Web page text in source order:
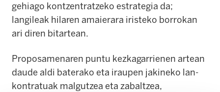
gehiago kontzentratzeko estrategia da;
langileak hilaren amaierara iristeko borrokan
ari diren bitartean.
Proposamenaren puntu kezkagarrienen artean
daude aldi baterako eta iraupen jakineko lan-
kontratuak malgutzea eta zabaltzea,